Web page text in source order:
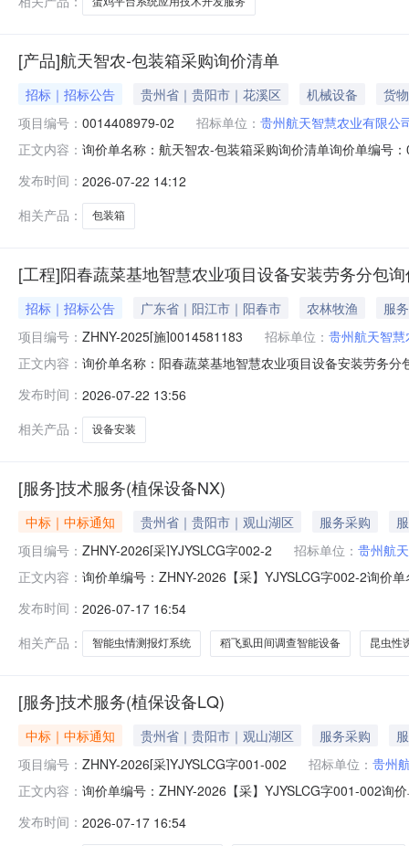
[产品]航天智农-包装箱采购询价清单
招标｜招标公告 贵州省｜贵阳市｜花溪区 机械设备
货物
项目编号： 0014408979-02 招标单位： 贵州航天智慧农业有限公
正文内容： 询价单名称：航天智农-包装箱采购询价清单询价单编号
提交多个报价方案报价币种：人民币付款方式:验收合格
发布时间： 2026-07-22 14:12
相关产品：
包装箱
[工程]阳春蔬菜基地智慧农业项目设备安装劳务分包
招标｜招标公告 广东省｜阳江市｜阳春市 农林牧渔
服务
项目编号： ZHNY-2025[施]0014581183 招标单位： 贵州航天智
正文内容： 询价单名称：阳春蔬菜基地智慧农业项目设备安装劳务
方案报价币种：人民币付款方式:验收合格后付款报价价
发布时间： 2026-07-22 13:56
相关产品：
设备安装
[服务]技术服务(植保设备NX)
中标｜中标通知 贵州省｜贵阳市｜观山湖区 服务采购
项目编号： ZHNY-2026[采]YJYSLCG字002-2 招标单位： 贵州航
正文内容： 询价单编号：ZHNY-2026【采】YJYSLCG字002-2询价
服务/其他未分类服务/其他未分类服务2杭州晓农科技有
发布时间： 2026-07-17 16:54
相关产品：
智能虫情测报灯系统 稻飞虱田间调查智能设备 昆虫性
[服务]技术服务(植保设备LQ)
中标｜中标通知 贵州省｜贵阳市｜观山湖区 服务采购
项目编号： ZHNY-2026[采]YJYSLCG字001-002 招标单位： 贵州
正文内容： 询价单编号：ZHNY-2026【采】YJYSLCG字001-002询
服务/其他未分类服务/其他未分类服务2杭州晓农科技有
发布时间： 2026-07-17 16:54